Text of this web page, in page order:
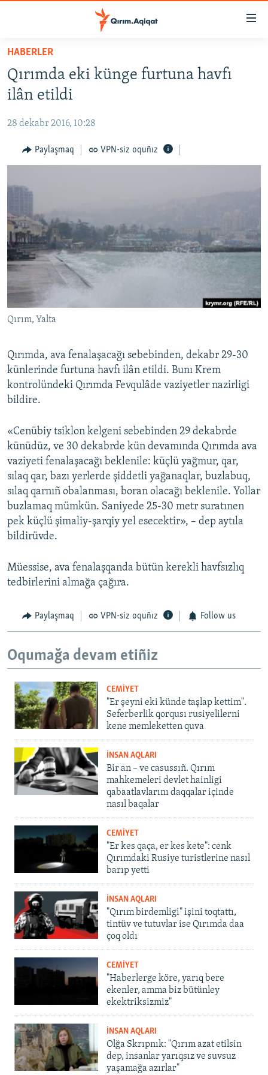
Esas
qaytmaq
Baş
qaytmaq
qaytmaq
HABERLER
SİYASET
CEMİYET
MEDENİYET
VİDEO
SÜRET
BLOGLAR
FİKİR
Русский
Українською
RFE/RS bütün saytları
HABERLER
Qırımda eki künge furtuna havfı
ilân etildi
28 dekabr 2016, 10:28
Paylaşmaq VPN-siz oquñız
Qırım, Yalta
Qırımda, ava fenalaşacağı sebebinden, dekabr 29-30
künlerinde furtuna havfı ilân etildi. Bunı Krem
kontrolündeki Qırımda Fevqulâde vaziyetler nazirligi
bildire.
«Cenübiy tsiklon kelgeni sebebinden 29 dekabrde
künüdüz, ve 30 dekabrde kün devamında Qırımda ava
vaziyeti fenalaşacağı beklenile: küçlü yağmur, qar,
sılaq qar, bazı yerlerde şiddetli yağanaqlar, buzlabuq,
sılaq qarnıñ obalanması, boran olacağı beklenile. Yollar
buzlamaq mümkün. Saniyede 25-30 metr suratınen
pek küçlü şimaliy-şarqiy yel esecektir», – dep aytıla
bildirüvde.
Müessise, ava fenalaşqanda bütün kerekli havfsızlıq
tedbirlerini almağa çağıra.
Paylaşmaq VPN-siz oquñız Follow us
Oqumağa devam etiñiz
CEMİYET
"Er şeyni eki künde taşlap kettim".
Seferberlik qorqusı rusiyelilerni
kene memleketten quva
İNSAN AQLARI
Bir an – ve casussıñ. Qırım
mahkemeleri devlet hainligi
qabaatlavlarını daqqalar içinde
nasıl baqalar
CEMİYET
"Er kes qaça, er kes kete": cenk
Qırımdaki Rusiye turistlerine nasıl
barıp yetti
İNSAN AQLARI
"Qırım birdemligi" işini toqtattı,
tintüv ve tutuvlar ise Qırımda daa
çoq oldı
CEMİYET
"Haberlerge köre, yarıq bere
ekenler, amma biz bütünley
ekektriksizmiz"
İNSAN AQLARI
Olğa Skrıpnık: "Qırım azat etilsin
dep, insanlar yarıqsız ve suvsuz
yaşamağa azırlar"